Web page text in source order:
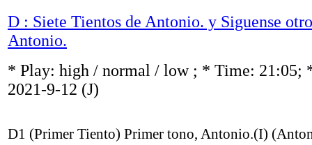
D : Siete Tientos de Antonio. y Siguense
Antonio.
* Play: high / normal / low ; * Time: 21:05;
2021-9-12 (J)
D1 (Primer Tiento) Primer tono, Antonio.(I)